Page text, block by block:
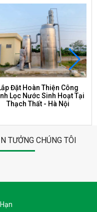
Đặt Hoàn Thiện Công
Lọc Nước Sinh Hoạt Tại
Thạch Thất - Hà Nội
TƯỞNG CHÚNG TÔI